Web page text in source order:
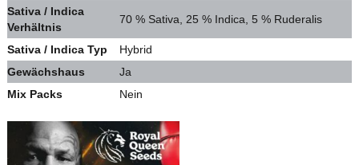
Sativa / Indica
Verhältnis
70 % Sativa, 25 % Indica, 5 % Ruderalis
Sativa / Indica Typ
Hybrid
Gewächshaus
Ja
Mix Packs
Nein